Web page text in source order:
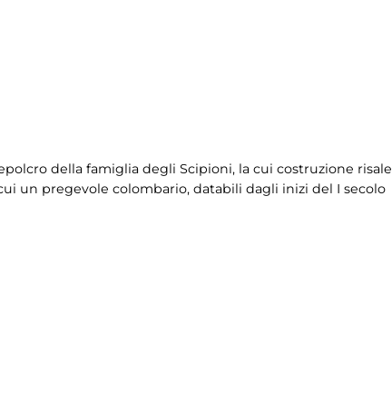
della famiglia degli Scipioni, la cui costruzione risale
un pregevole colombario, databili dagli inizi del I secolo